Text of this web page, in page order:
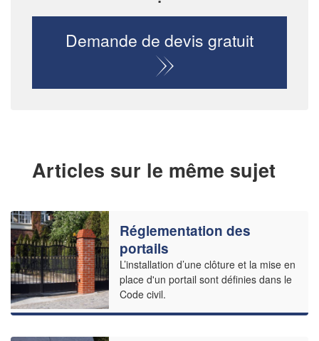
Demande de devis gratuit
Articles sur le même sujet
Réglementation des
portails
L’installation d’une clôture et la mise en
place d'un portail sont définies dans le
Code civil.